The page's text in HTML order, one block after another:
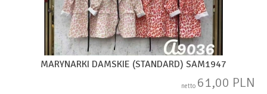
MARYNARKI DAMSKIE (STANDARD) SAM1947
netto 61,00 PLN